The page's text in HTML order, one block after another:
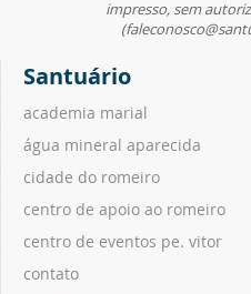
impresso, sem
Santuário
academia marial
água mineral aparecida
cidade do romeiro
centro de apoio ao romeiro
centro de eventos pe. vitor
contato